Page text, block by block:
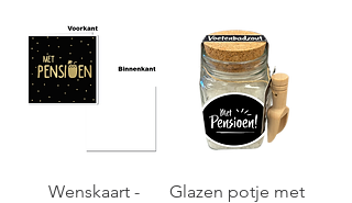
Wenskaart -
Glazen potje met